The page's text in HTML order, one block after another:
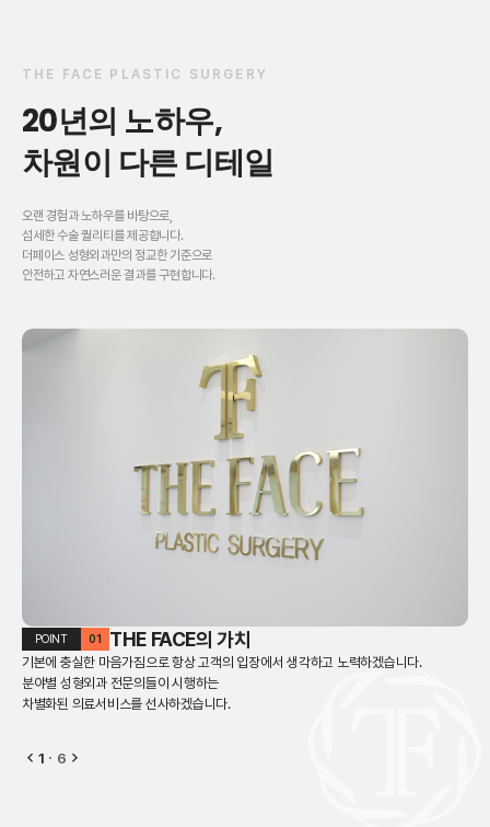
THE FACE PLASTIC SURGERY
20년의 노하우,
차원이 다른 디테일
오랜 경험과 노하우를 바탕으로,
섬세한 수술 퀄리티를 제공합니다.
더페이스 성형외과만의 정교한 기준으로
안전하고 자연스러운 결과를 구현합니다.
POINT 01 THE FACE의 가치
기본에 충실한 마음가짐으로 항상 고객의 입장에서 생각하고 노력하겠습니다.
분야별 성형외과 전문의들이 시행하는
차별화된 의료서비스를 선사하겠습니다.
1 ㆍ 6